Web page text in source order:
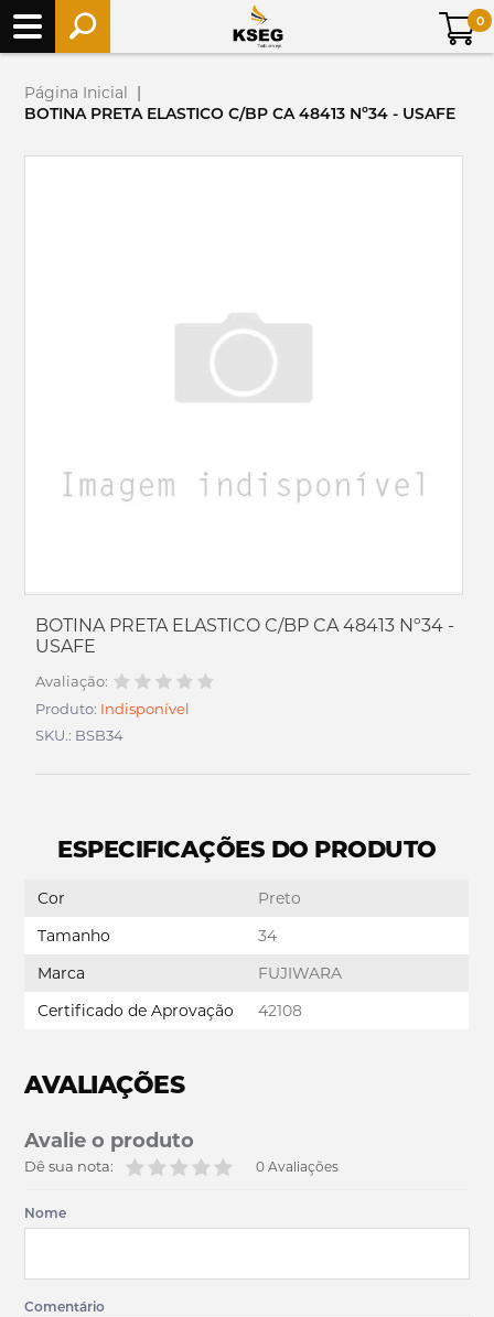
0
Página Inicial |
BOTINA PRETA ELASTICO C/BP CA 48413 Nº34 - USAFE
BOTINA PRETA ELASTICO C/BP CA 48413 Nº34 -
USAFE
Avaliação:
Produto: Indisponível
SKU.: BSB34
ESPECIFICAÇÕES DO PRODUTO
Cor
Preto
Tamanho
34
Marca
FUJIWARA
Certificado de Aprovação
42108
AVALIAÇÕES
Avalie o produto
0 Avaliações
Dê sua nota:
Nome
Comentário